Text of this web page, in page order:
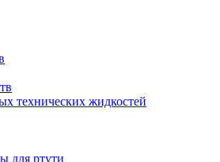
технических жидкостей
для ртути